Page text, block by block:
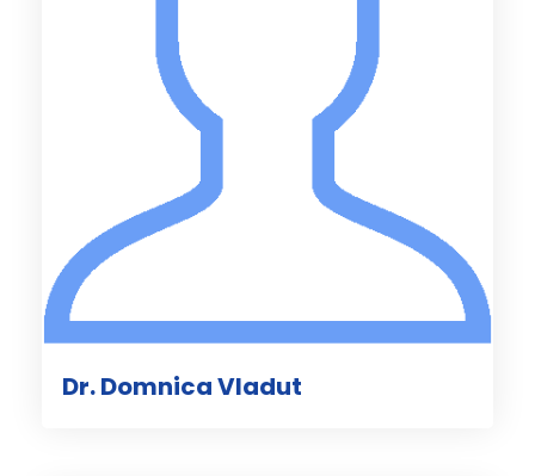
Dr. Domnica Vladut